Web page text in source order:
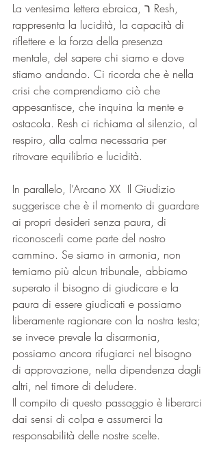
La ventesima lettera ebraica, ר Resh,
rappresenta la lucidità, la capacità di
riflettere e la forza della presenza
mentale, del sapere chi siamo e dove
stiamo andando. Ci ricorda che è nella
crisi che comprendiamo ciò che
appesantisce, che inquina la mente e
ostacola. Resh ci richiama al silenzio, al
respiro, alla calma necessaria per
ritrovare equilibrio e lucidità.
In parallelo, l’Arcano XX  Il Giudizio
suggerisce che è il momento di guardare
ai propri desideri senza paura, di
riconoscerli come parte del nostro
cammino. Se siamo in armonia, non
temiamo più alcun tribunale, abbiamo
superato il bisogno di giudicare e la
paura di essere giudicati e possiamo
liberamente ragionare con la nostra testa;
se invece prevale la disarmonia,
possiamo ancora rifugiarci nel bisogno
di approvazione, nella dipendenza dagli
altri, nel timore di deludere.
Il compito di questo passaggio è liberarci
dai sensi di colpa e assumerci la
responsabilità delle nostre scelte.